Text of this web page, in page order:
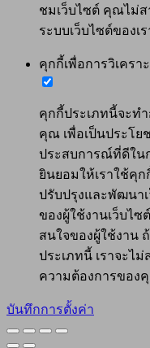
ชมเว็บไซต์ คุณไม่
ระบบเว็บไซต์ของเ
คุกกี้เพื่อการวิเคร
คุกกี้ประเภทนี้จะท
คุณ เพื่อเป็นประโย
ประสบการณ์ที่ดีใน
ยินยอมให้เราใช้คุก
ปรับปรุงและพัฒนา
ของผู้ใช้งานเว็บไ
สนใจของผู้ใช้งาน
ประเภทนี้ เราจะไ
ความต้องการของ
บันทึกการตั้งค่า